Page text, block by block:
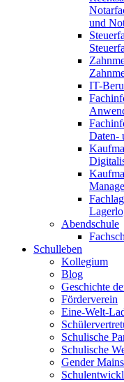
und
IT-
Daten-
Abendschule
Schulleben
Kollegium
Blog
Geschichte
Förderverein
Eine-Welt-
Schulische
Schulische
Gender